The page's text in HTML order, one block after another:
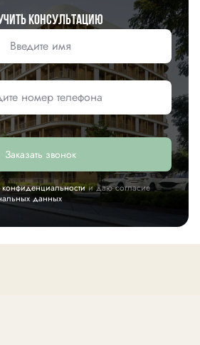
консультацию
Заказать звонок
конфиденциальностии даю согласие
данных